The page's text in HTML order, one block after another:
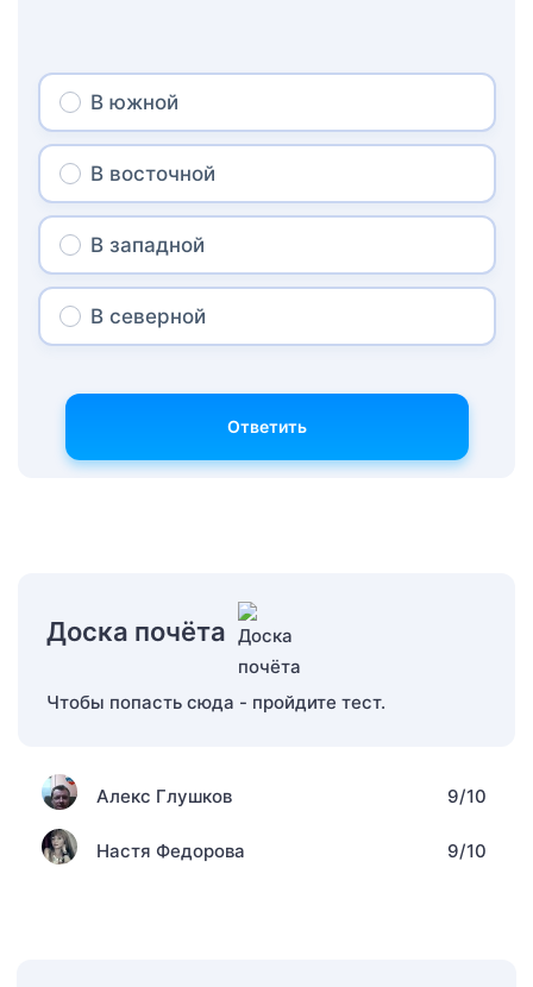
В южной
В восточной
В западной
В северной
Ответить
Доска почёта
Чтобы попасть сюда - пройдите тест.
Алекс Глушков 9/10
Настя Федорова 9/10